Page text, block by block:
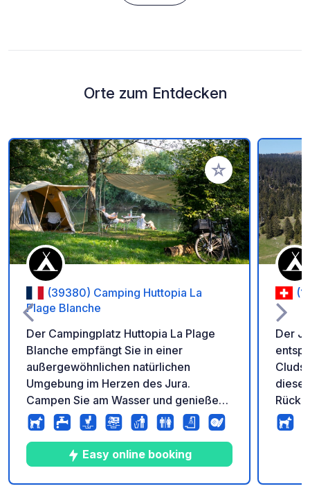
Orte zum Entdecken
Zu Ihren Favoriten
(39380) Camping Huttopia La
Plage Blanche
Der Campingplatz Huttopia La Plage
Blanche empfängt Sie in einer
außergewöhnlichen natürlichen
Umgebung im Herzen des Jura.
Campen Sie am Wasser und genießen
Sie das Angeln im Fluss, das schöne
Schwimmbad und die Ruhe dieses
Familiencampingplatzes, auf dem Ruhe
herrscht. Profitieren Sie von den vielen
Huttopia-Services: Bäckerei und
Easy online booking
Der
Cluds
das
Höhe von